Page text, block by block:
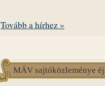
Tovább a hírhez »
MÁV sajtóközleménye